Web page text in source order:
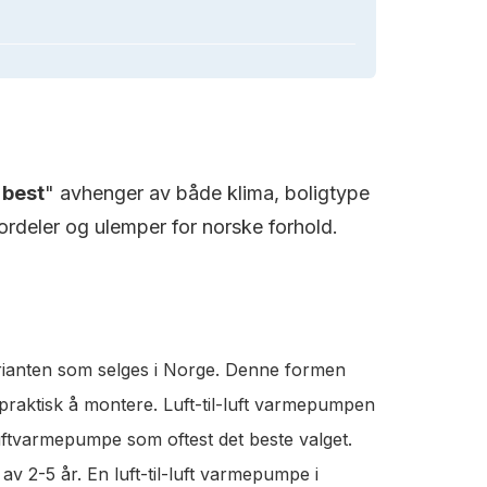
best" avhenger av både klima, boligtype
og ulemper for norske forhold.
som selges i Norge. Denne formen
å montere. Luft-til-luft varmepumpen
som oftest det beste valget.
2-5 år. En luft-til-luft varmepumpe i